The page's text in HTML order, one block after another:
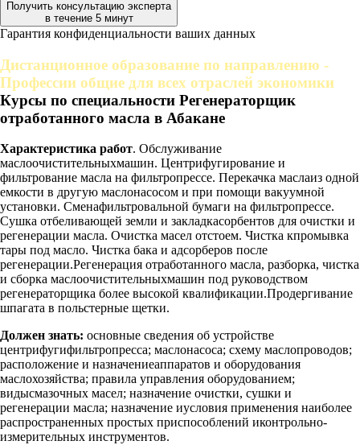
Получить консультацию эксперта
в течение 5 минут
Гарантия конфиденциальности ваших данных
Дистанционное образование по направлению -
Профессии общие для всех отраслей экономики
Курсы по специальности Регенераторщик
отработанного масла в Абакане
Характеристика работ. Обслуживание
маслоочистительныхмашин. Центрифугирование и
фильтрование масла на фильтропрессе. Перекачка маслаиз одной
емкости в другую маслонасосом и при помощи вакуумной
установки. Сменафильтровальной бумаги на фильтропрессе.
Сушка отбеливающей земли и закладкасорбентов для очистки и
регенерации масла. Очистка масел отстоем. Чистка кпромывка
тары под масло. Чистка бака и адсорберов после
регенерации.Регенерация отработанного масла, разборка, чистка
и сборка маслоочистительныхмашин под руководством
регенераторщика более высокой квалификации.Продергивание
шпагата в польстерные щетки.
Должен знать: основные сведения об устройстве
центрифугифильтропресса; маслонасоса; схему маслопроводов;
расположение и назначениеаппаратов и оборудования
маслохозяйства; правила управления оборудованием;
видысмазочных масел; назначение очистки, сушки и
регенерации масла; назначение иусловия применения наиболее
распространенных простых приспособлений иконтрольно-
измерительных инструментов.